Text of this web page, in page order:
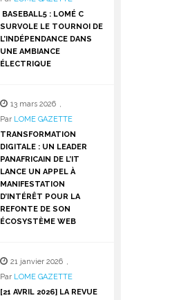
BASEBALL5 : LOMÉ C
SURVOLE LE TOURNOI DE
L’INDÉPENDANCE DANS
UNE AMBIANCE
ÉLECTRIQUE
13 mars 2026 ,
Par LOME GAZETTE
TRANSFORMATION
DIGITALE : UN LEADER
PANAFRICAIN DE L’IT
LANCE UN APPEL À
MANIFESTATION
D’INTÉRÊT POUR LA
REFONTE DE SON
ÉCOSYSTÈME WEB
21 janvier 2026 ,
Par LOME GAZETTE
[21 AVRIL 2026] LA REVUE